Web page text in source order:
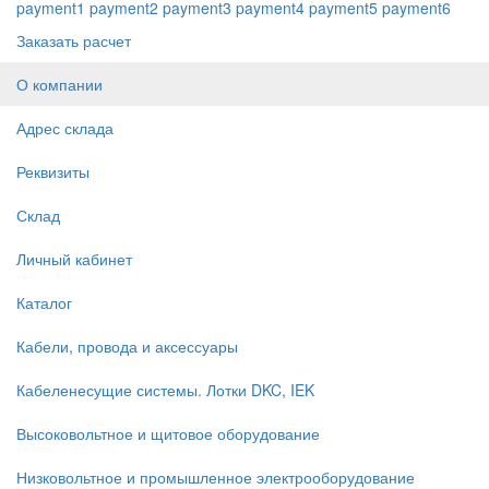
payment1 payment2 payment3 payment4 payment5 payment6
Заказать расчет
О компании
Адрес склада
Реквизиты
Склад
Личный кабинет
Каталог
Кабели, провода и аксессуары
Кабеленесущие системы. Лотки DKC, IEK
Высоковольтное и щитовое оборудование
Низковольтное и промышленное электрооборудование